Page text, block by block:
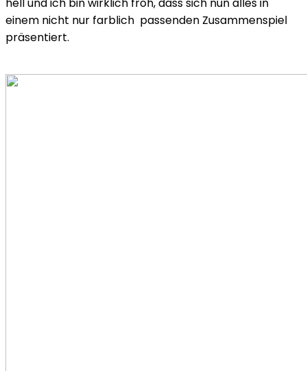
einem nicht nur farblich passenden Zusammenspiel
präsentiert.